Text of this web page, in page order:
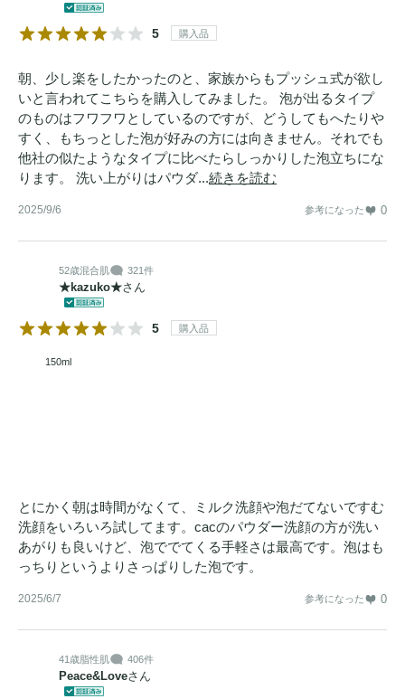
5 購入品
朝、少し楽をしたかったのと、家族からもプッシュ式が欲し
いと言われてこちらを購入してみました。 泡が出るタイプ
のものはフワフワとしているのですが、どうしてもへたりや
すく、もちっとした泡が好みの方には向きません。それでも
他社の似たようなタイプに比べたらしっかりした泡立ちにな
ります。 洗い上がりはパウダ...続きを読む
2025/9/6 参考になった 0
52歳混合肌 321件
★kazuko★さん
5 購入品
150ml
とにかく朝は時間がなくて、ミルク洗顔や泡だてないですむ
洗顔をいろいろ試してます。cacのパウダー洗顔の方が洗い
あがりも良いけど、泡ででてくる手軽さは最高です。泡はも
っちりというよりさっぱりした泡です。
2025/6/7 参考になった 0
41歳脂性肌 406件
Peace&Loveさん